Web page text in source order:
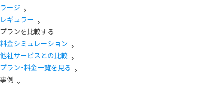
ラージ
レギュラー
プランを比較する
料金シミュレーション
他社サービスとの比較
プラン・料金一覧を見る
事例